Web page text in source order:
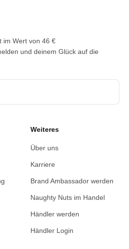
im Wert von 46 €
und deinem Glück auf die
Weiteres
Über uns
Karriere
Brand Ambassador werden
Naughty Nuts im Handel
Händler werden
Händler Login